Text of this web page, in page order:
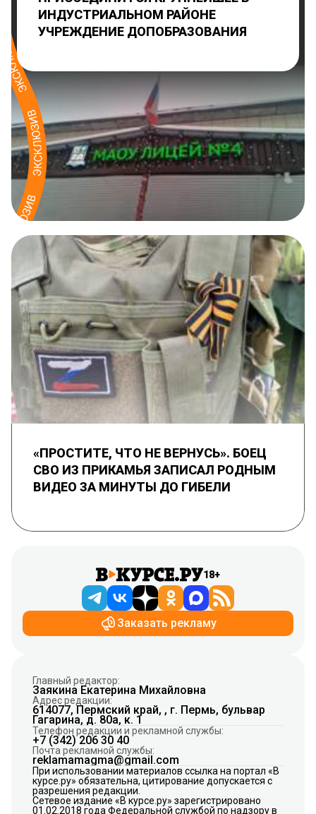
ИНДУСТРИАЛЬНОМ РАЙОНЕ
УЧРЕЖДЕНИЕ ДОПОБРАЗОВАНИЯ
«ПРОСТИТЕ, ЧТО НЕ ВЕРНУСЬ». БОЕЦ
СВО ИЗ ПРИКАМЬЯ ЗАПИСАЛ РОДНЫМ
ВИДЕО ЗА МИНУТЫ ДО ГИБЕЛИ
18+
Заказать рекламу
Главный редактор:
Заякина Екатерина Михайловна
Адрес редакции:
614077, Пермский край, , г. Пермь, бульвар
Гагарина, д. 80а, к. 1
Телефон редакции и рекламной службы:
+7 (342) 206 30 40
Почта рекламной службы:
reklamamagma@gmail.com
При использовании материалов ссылка на портал «В
курсе.ру» обязательна, цитирование допускается с
разрешения редакции.
Сетевое издание «В курсе.ру» зарегистрировано
01.02.2018 года Федеральной службой по надзору в